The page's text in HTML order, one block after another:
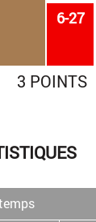
6-27
3 POINTS